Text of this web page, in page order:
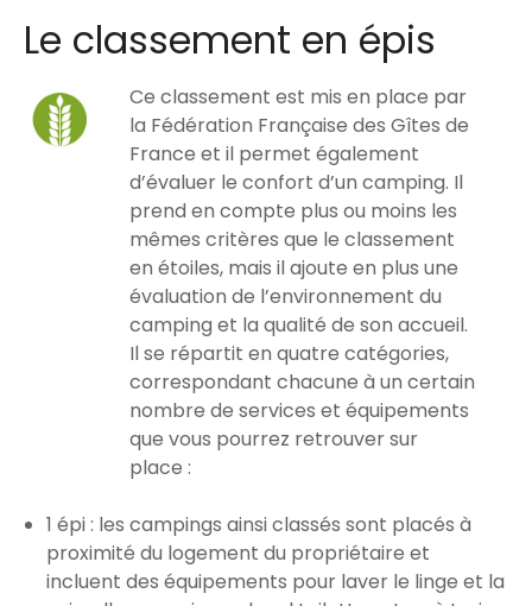
Le classement en épis
Ce classement est mis en place par
la Fédération Française des Gîtes de
France et il permet également
d’évaluer le confort d’un camping. Il
prend en compte plus ou moins les
mêmes critères que le classement
en étoiles, mais il ajoute en plus une
évaluation de l’environnement du
camping et la qualité de son accueil.
Il se répartit en quatre catégories,
correspondant chacune à un certain
nombre de services et équipements
que vous pourrez retrouver sur
place :
1 épi : les campings ainsi classés sont placés à
proximité du logement du propriétaire et
incluent des équipements pour laver le linge et la